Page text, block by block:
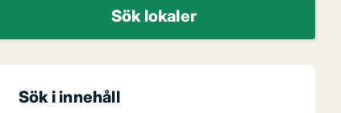
Sök lokaler
Sök i innehåll